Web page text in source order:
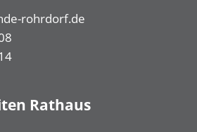
rohrdorf.de
Rathaus